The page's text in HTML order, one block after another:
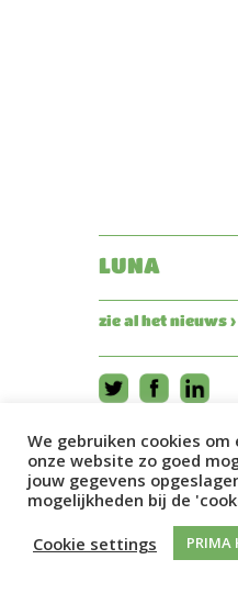
LUNA
zie al het nieuws ›
We gebruiken cookies
onze website zo goed
jouw gegevens
mogelijkheden bij de
Cookie settings
PRIMA